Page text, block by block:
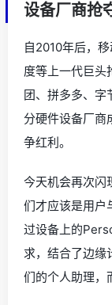
设备厂商抢
自2010年后，
度等上一代巨头
团、拼多多、字
分硬件设备厂商
争红利。
今天机会再次闪
们才应该是用户
过设备上的
求，结合了边缘
们的个人助理，